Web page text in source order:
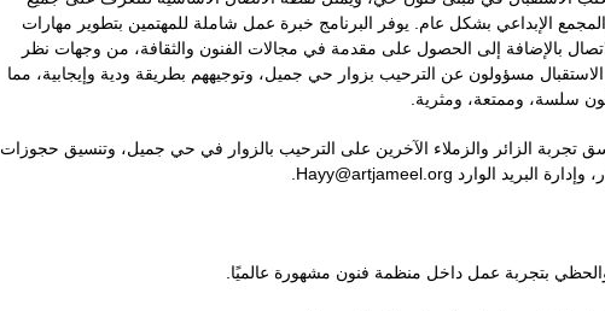
الإبداعي بشكل عام. يوفر البرنامج خبرة عمل شاملة للمهتمين بتطوير مهارات
بالإضافة إلى الحصول على مقدمة في مجالات الفنون والثقافة، من وجهات نظر
مسؤولون عن الترحيب بزوار حي جميل، وتوجيههم بطريقة ودية وإيجابية، مما
سلسة، وممتعة، ومثرية.
تجربة الزائر والزملاء الآخرين على الترحيب بالزوار في حي جميل، وتنسيق حجوزات
وإدارة البريد الوارد Hayy@artjameel.org
بتجربة عمل داخل منظمة فنون مشهورة عالميًا.